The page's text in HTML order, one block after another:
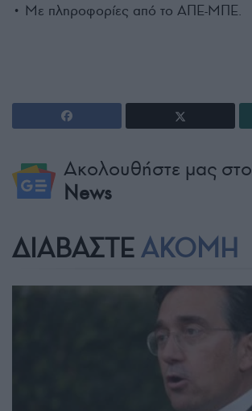
• Με πληροφορίες από το ΑΠΕ-ΜΠΕ.
Ακολουθήστε μας στο
News
ΔΙΑΒΑΣΤΕ ΑΚΟΜΗ